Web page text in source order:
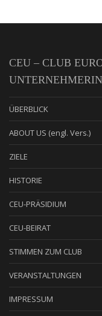
CEU – CLUB
ÜBERBLICK
ABOUT US (engl. Vers.)
ZIELE
HISTORIE
CEU-PRÄSIDIUM
CEU-BEIRAT
STIMMEN ZUM CLUB
VERANSTALTUNGEN
IMPRESSUM